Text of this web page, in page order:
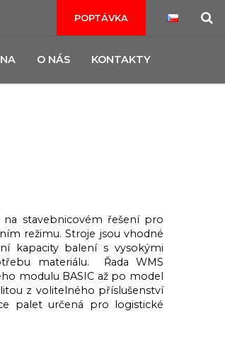
POPTÁVKA
O NÁS KONTAKTY
na stavebnicovém řešení pro
režimu. Stroje jsou vhodné
kapacity balení s vysokými
materiálu. Řada WMS
modulu BASIC až po model
z volitelného příslušenství
palet určená pro logistické